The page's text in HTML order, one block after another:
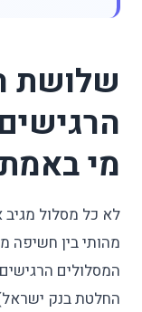
שלושת
מי
לא כל מסלול מגיב
מהותי בין חשיפה
המסלולים
החלטת בנק